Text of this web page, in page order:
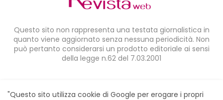
Questo sito non rappresenta una testata giornalistica in
quanto viene aggiornato senza nessuna periodicità. Non
può pertanto considerarsi un prodotto editoriale ai sensi
della legge n.62 del 7.03.2001
"Questo sito utilizza cookie di Google per erogare i propri